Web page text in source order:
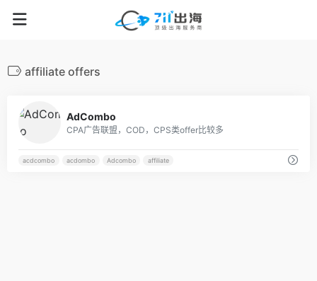
affiliate offers
AdCombo
CPA广告联盟，COD，CPS类offer比较多
acdcombo acdombo Adcombo affiliate